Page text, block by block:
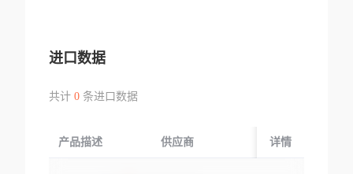
进口数据
共计 0条进口数据
产品描述 供应商 起运国/地区
详情